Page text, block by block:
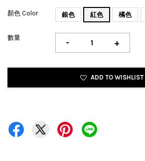
顏色 Color 銀色 紅色 橘色
數量 - +
ADD TO WISHLIST